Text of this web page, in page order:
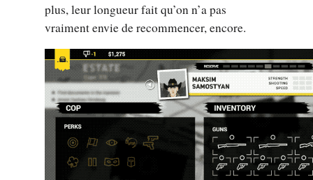
plus, leur longueur fait qu’on n’a pas
vraiment envie de recommencer, encore.